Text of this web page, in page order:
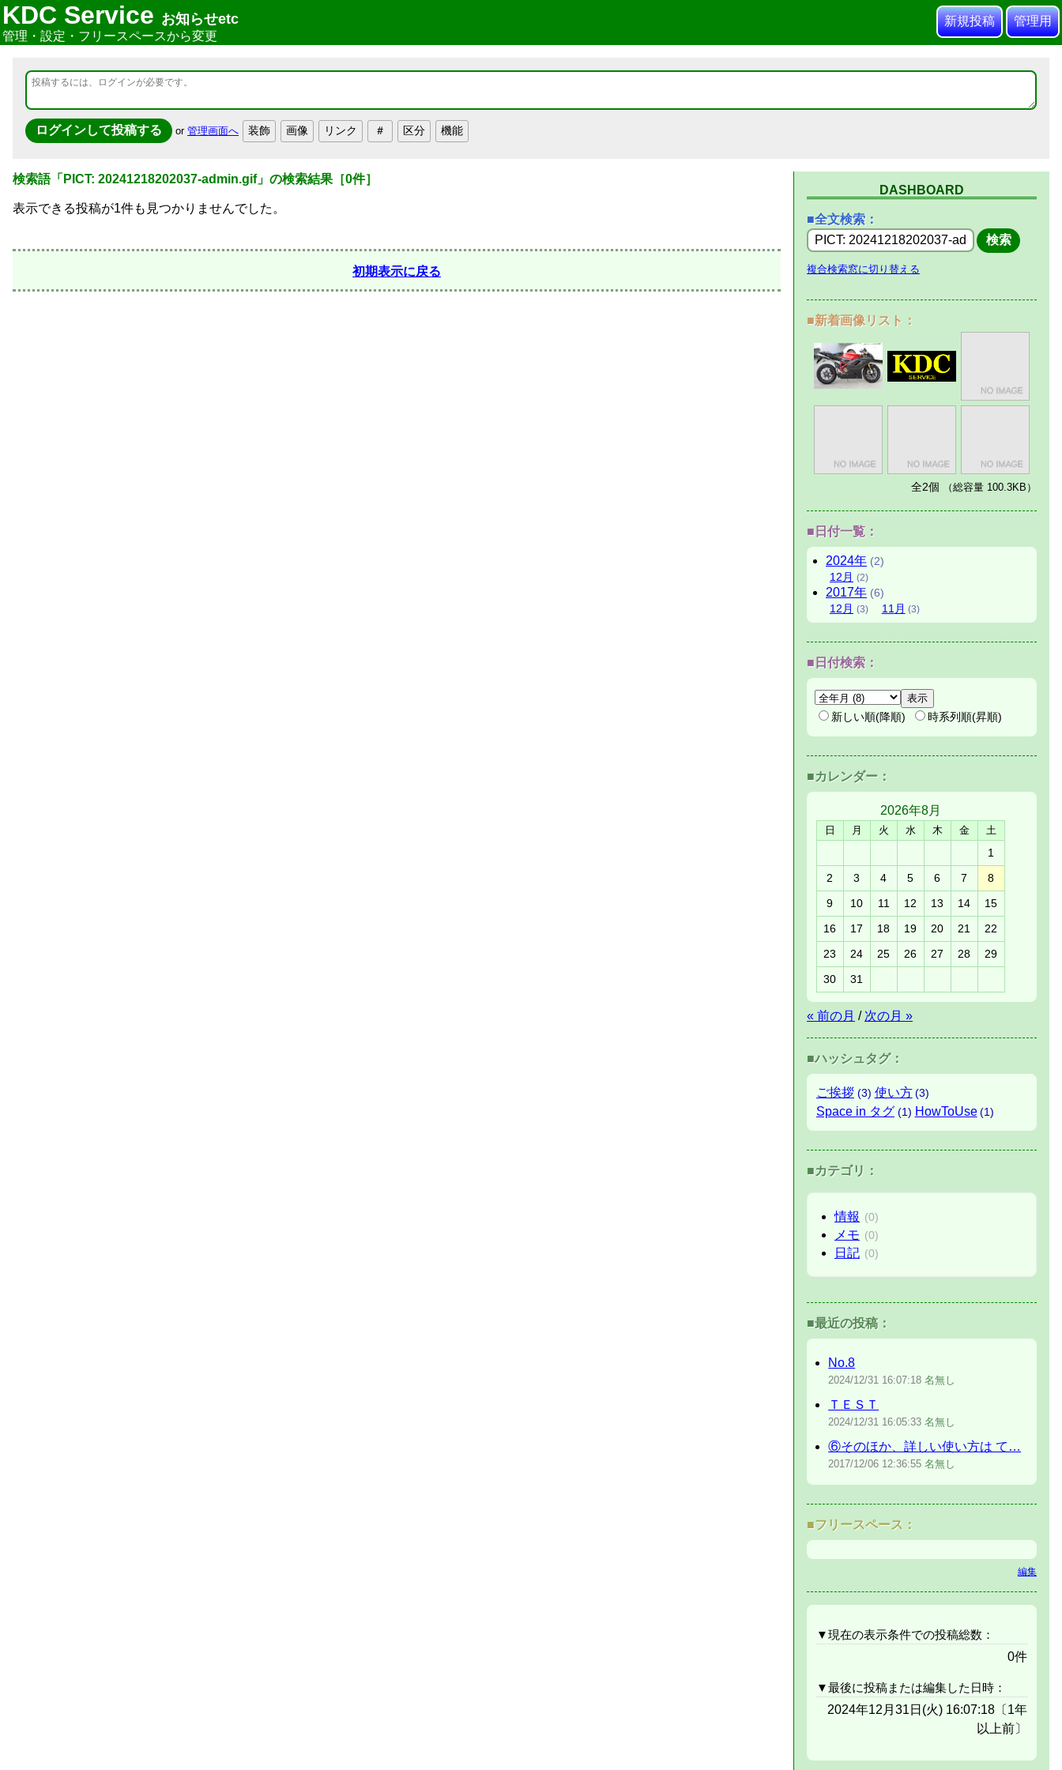
KDC Service お知らせetc
管理・設定・フリースペースから変更
新規投稿 管理用
or 管理画面へ
検索語「 PICT: 20241218202037-admin.gif」の検索結果 ［0件］
表示できる投稿が1件も見つかりませんでした。
初期表示に戻る
DASHBOARD
■全文検索：
複合検索窓に切り替える
■新着画像リスト：
全2個 （総容量 100.3KB）
■日付一覧：
2024年 (2)
12 月 (2)
2017年 (6)
12 月 (3) 11 月 (3)
■日付検索：
新しい順(降順) 時系列順(昇順)
■カレンダー：
2026年8月
日 月 火 水 木 金 土
1
2
3 4 5 6 7
8
9
10 11 12 13 14
15
16
17 18 19 20 21
22
23
24 25 26 27 28
29
30
31
« 前の月 / 次の月 »
■ハッシュタグ：
ご挨拶 (3) 使い方 (3)
Space in タグ (1) HowToUse (1)
■カテゴリ：
情報 (0)
メモ (0)
日記 (0)
■最近の投稿：
No.8
2024/12/31 16:07:18 名無し
ＴＥＳＴ
2024/12/31 16:05:33 名無し
⑥そのほか、詳しい使い方は て…
2017/12/06 12:36:55 名無し
■フリースペース：
編集
▼現在の表示条件での投稿総数：
0件
▼最後に投稿または編集した日時：
2024年12月31日(火) 16:07:18〔1年
以上前〕